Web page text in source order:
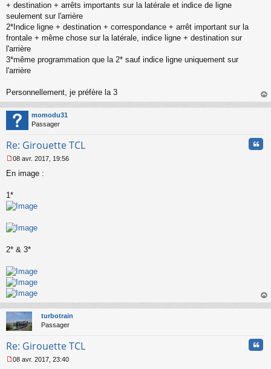
g
e
n
o
n
u
+ destination + arrêts importants sur la latérale et indice de ligne
seulement sur l'arrière
2*Indice ligne + destination + correspondance + arrêt important sur la
frontale + même chose sur la latérale, indice ligne + destination sur
l'arrière
3*même programmation que la 2* sauf indice ligne uniquement sur
l'arrière
Personnellement, je préfère la 3
au
momodu31
Passager
Re: Girouette TCL
e
s
a
g
n
n
u
08 avr. 2017, 19:56
En image :
1*
2* & 3*
au
turbotrain
Passager
Re: Girouette TCL
08 avr. 2017, 23:40